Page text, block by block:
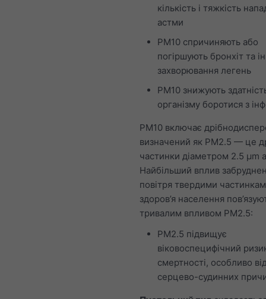
кількість і тяжкість
астми
PM10 спричиняють або
погіршують бронхіт та
захворювання легень
PM10 знижують
організму боротися з
PM10 включає
визначений як PM2.5 — це
частинки діаметром 2.5 μm
Найбільший вплив
повітря твердими
здоров’я населення
тривалим впливом PM2.5:
PM2.5 підвищує
віковоспецифічний
смертності, особливо
серцево-судинних